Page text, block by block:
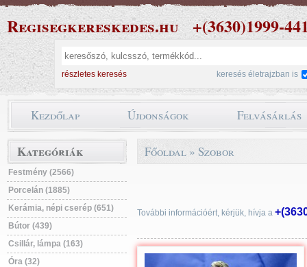
Regisegkereskedes.hu +(3630)1999-
részletes keresés keresés életrajzban is
Kezdőlap Újdonságok Felvásárlás
Kategóriák
Festmény (2566)
Porcelán (1885)
Kerámia, népi cserép (651)
Bútor (439)
Csillár, lámpa (163)
Óra (32)
Főoldal » Szobor
További információért, kérjük, hívja a